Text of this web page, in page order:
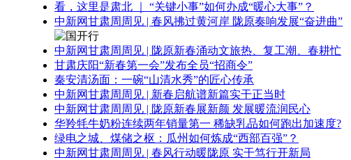
看，这里是肃北 ｜ “关键小事”如何办成“暖心大事”？
中新网甘肃周周见 | 春风拂过黄河岸 陇原奏响发展“奋进曲”
中新网甘肃周周见 | 陇原新春涌动文旅热、复工潮、春耕忙
甘肃庆阳“新春第一会”发布全员“招商令”
秦安清汤面：一碗“山清水秀”的匠心传承
中新网甘肃周周见 | 新春启航谱新篇实干正当时
中新网甘肃周周见 | 陇原新春展新颜 发展暖流润民心
华羚牦牛奶粉连续两年销量第一 稀缺乳品如何跑出加速度?
绿电之城、煤储之枢：瓜州如何炼成“西部百强”？
中新网甘肃周周见 | 春风行动暖陇原 实干笃行开新局